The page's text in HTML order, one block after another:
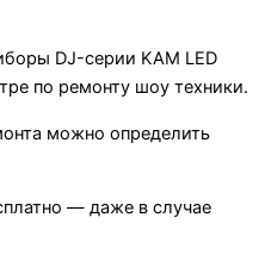
DJ-серии KAM LED
по ремонту шоу техники.
можно определить
— даже в случае